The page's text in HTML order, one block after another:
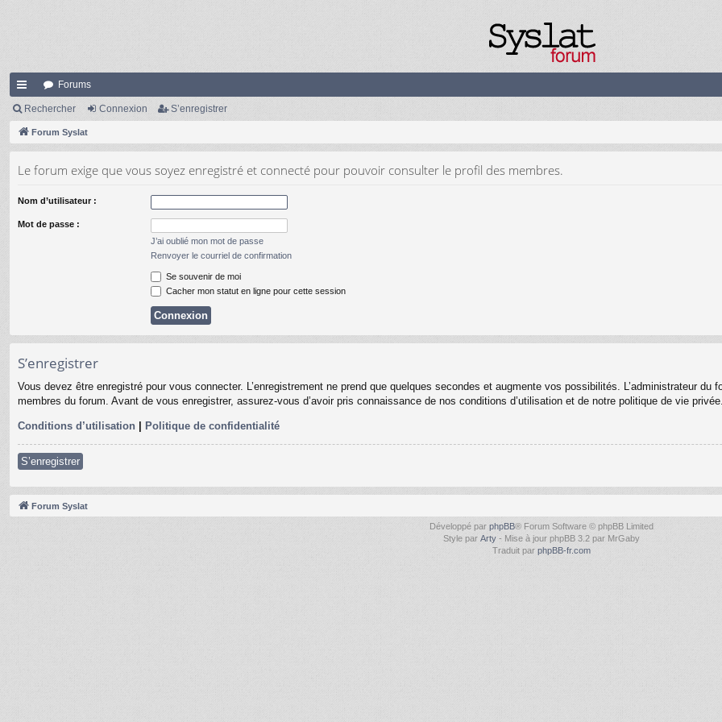
cc
ès
de
Forums
Rechercher Connexion S’enregistrer
Forum Syslat
Le forum exige que vous soyez enregistré et connecté pour pouvoir consulter le profil des membres.
Nom d’utilisateur :
Mot de passe :
J’ai oublié mon mot de passe
Renvoyer le courriel de confirmation
Se souvenir de moi
Cacher mon statut en ligne pour cette session
S’enregistrer
Vous devez être enregistré pour vous connecter. L’enregistrement ne prend que quelques secondes et augmente vos possibilités. L’administrateur
membres du forum. Avant de vous enregistrer, assurez-vous d’avoir pris connaissance de nos conditions d’utilisation et de notre politique de vie
Conditions d’utilisation | Politique de confidentialité
S’enregistrer
Forum Syslat
Développé par phpBB® Forum Software © phpBB Limited
Style par Arty - Mise à jour phpBB 3.2 par MrGaby
Traduit par phpBB-fr.com